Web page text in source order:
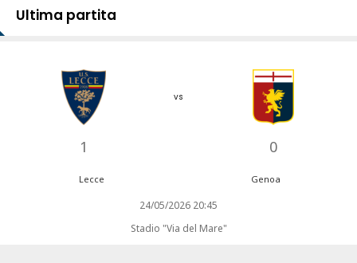
Ultima partita
1
vs
0
Lecce Genoa
24/05/2026 20:45
Stadio "Via del Mare"